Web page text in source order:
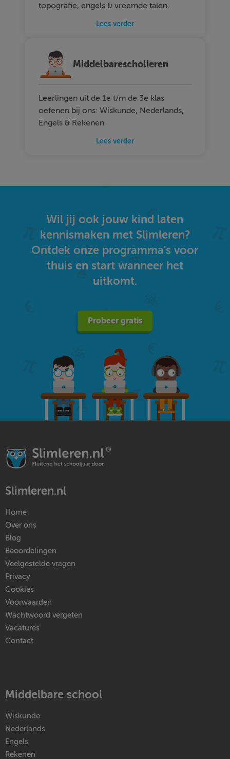
topografie, engels & vreemde talen.
Lees verder
Middelbarescholieren
Leerlingen uit de 1e t/m de 3e klas
oefenen bij ons: Wiskunde, Nederlands,
Engels & Rekenen
Lees verder
Wil jij ook jouw kind laten
kennismaken met Slimleren?
Ontdek onze programma's voor
thuis en start wanneer het
uitkomt.
Probeer gratis
Slimleren.nl
Home
Over ons
Blog
Beoordelingen
Veelgestelde vragen
Privacy
Cookies
Voorwaarden
Wachtwoord vergeten
Vacatures
Contact
Middelbare school
Wiskunde
Nederlands
Engels
Rekenen